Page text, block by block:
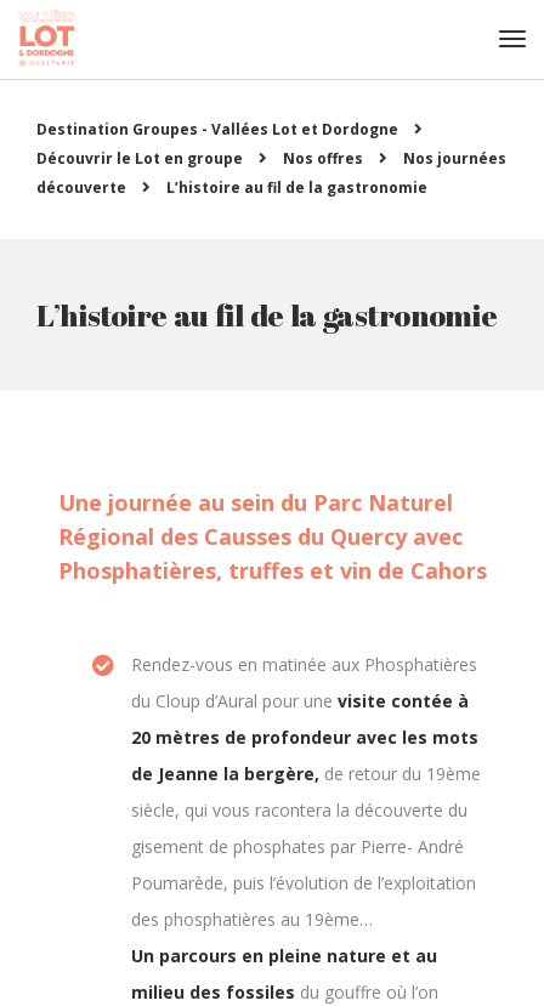
Destination Groupes - Vallées Lot et Dordogne
Découvrir le Lot en groupe
Nos offres
Nos journées
découverte
L’histoire au fil de la gastronomie
L’histoire au fil de la gastronomie
Une journée au sein du Parc Naturel
Régional des Causses du Quercy avec
Phosphatières, truffes et vin de Cahors
Rendez-vous en matinée aux Phosphatières
du Cloup d’Aural pour une visite contée à
20 mètres de profondeur avec les mots
de Jeanne la bergère, de retour du 19ème
siècle, qui vous racontera la découverte du
gisement de phosphates par Pierre- André
Poumarède, puis l’évolution de l’exploitation
des phosphatières au 19ème…
Un parcours en pleine nature et au
milieu des fossiles du gouffre où l’on